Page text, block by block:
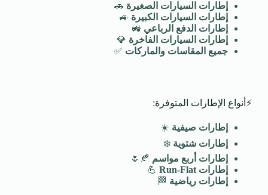
إطارات السيارات الصغيرة 🚗
إطارات السيارات الكبيرة 🚙
إطارات الدفع الرباعي 🚜
إطارات السيارات الفاخرة 💎
جميع المقاسات والماركات ✅
⚡أنواع الإطارات المتوفرة:
إطارات صيفية ☀️
إطارات شتوية ❄️
إطارات أربع مواسم 🍂🌷
إطارات Run-Flat
💪
إطارات رياضية 🏁